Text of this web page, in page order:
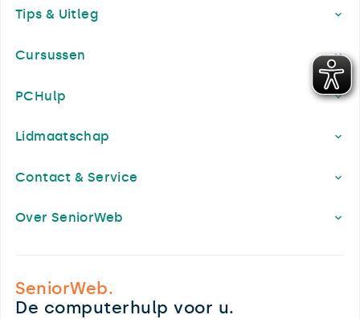
Tips & Uitleg
Cursussen
PCHulp
Lidmaatschap
Contact & Service
Over SeniorWeb
SeniorWeb.
De computerhulp voor u.